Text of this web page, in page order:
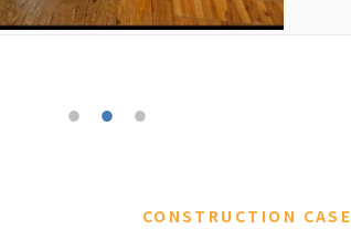
CONSTRUCTION CASE